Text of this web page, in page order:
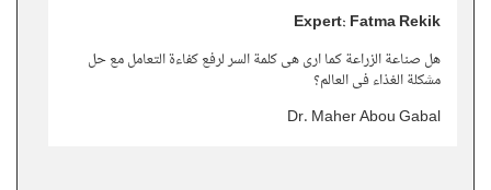
Expert: Fatma Rekik
هل صناعة الزراعة كما ارى هى كلمة السر لرفع كفاءة التعامل مع حل
مشكلة الغذاء فى العالم؟
Dr. Maher Abou Gabal